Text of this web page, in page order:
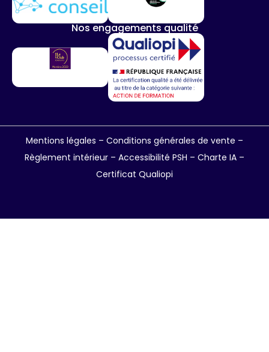
Nos engagements qualité
Mentions légales – Conditions générales de vente –
Règlement intérieur – Accessibilité PSH – Charte IA –
Certificat Qualiopi